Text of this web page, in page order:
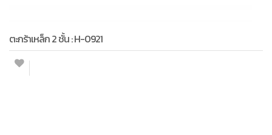
ตะกร้าเหล็ก 2 ชั้น : H-0921